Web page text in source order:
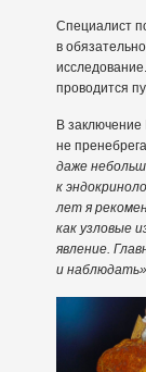
Специалист
в
проводится
В
не
даже
к
лет я
как узловые
явление.
и наблюдать»